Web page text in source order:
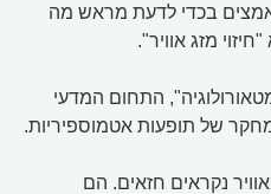
בכדי לדעת מראש מה
מזג אוויר".
התחום המדעי
של תופעות אטמוספיריות.
נקראים חזאים. הם